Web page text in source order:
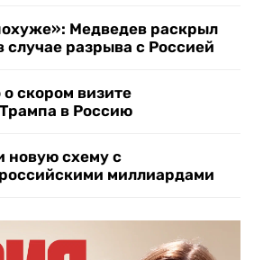
Медведев раскрыл
случае разрыва с Россией
скором визите
в Россию
новую схему с
миллиардами